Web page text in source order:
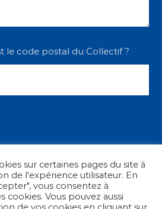
le code postal du Collectif ?
sur certaines pages du site à
de l'expérience utilisateur. En
vous consentez à
cookies. Vous pouvez aussi